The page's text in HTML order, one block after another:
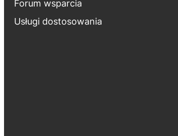
Forum wsparcia
Usługi dostosowania